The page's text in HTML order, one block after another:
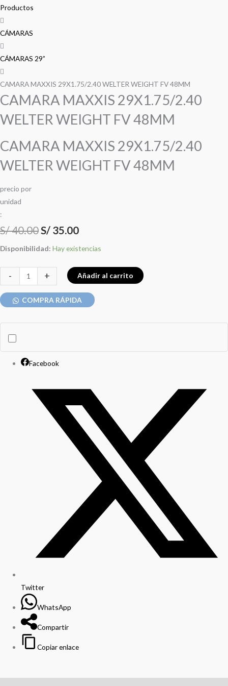
Productos
CÁMARAS
CÁMARAS 29”
CAMARA MAXXIS 29X1.75/2.40 WELTER WEIGHT FV 48MM
CAMARA MAXXIS 29X1.75/2.40
WELTER WEIGHT FV 48MM
CAMARA MAXXIS 29X1.75/2.40
WELTER WEIGHT FV 48MM
precio por
unidad
:
S/40.00
S/ 40.00.
S/ 35.00
Disponibilidad: Hay existencias
-
29X1.75/2.40
WELTER
WEIGHT
FV
48MM
cantidad
+ Añadir al carrito
COMPRA RÁPIDA
Facebook
Twitter
WhatsApp
Compartir
Copiar enlace
S/ 40.00.